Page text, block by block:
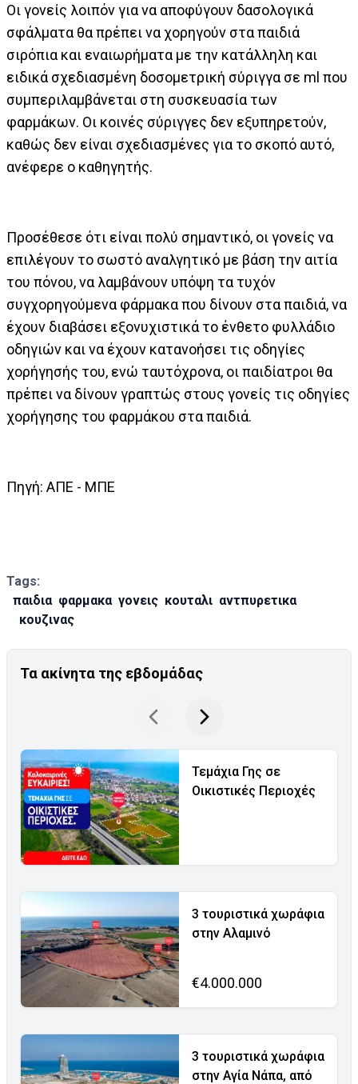
Οι γονείς λοιπόν για να αποφύγουν δασολογικά
σφάλματα θα πρέπει να χορηγούν στα παιδιά
σιρόπια και εναιωρήματα με την κατάλληλη και
ειδικά σχεδιασμένη δοσομετρική σύριγγα σε ml που
συμπεριλαμβάνεται στη συσκευασία των
φαρμάκων. Οι κοινές σύριγγες δεν εξυπηρετούν,
καθώς δεν είναι σχεδιασμένες για το σκοπό αυτό,
ανέφερε ο καθηγητής.
Προσέθεσε ότι είναι πολύ σημαντικό, οι γονείς να
επιλέγουν το σωστό αναλγητικό με βάση την αιτία
του πόνου, να λαμβάνουν υπόψη τα τυχόν
συγχορηγούμενα φάρμακα που δίνουν στα παιδιά, να
έχουν διαβάσει εξονυχιστικά το ένθετο φυλλάδιο
οδηγιών και να έχουν κατανοήσει τις οδηγίες
χορήγησής του, ενώ ταυτόχρονα, οι παιδίατροι θα
πρέπει να δίνουν γραπτώς στους γονείς τις οδηγίες
χορήγησης του φαρμάκου στα παιδιά.
Πηγή: ΑΠΕ - ΜΠΕ
Tags:
παιδια φαρμακα γονεις κουταλι αντπυρετικα
κουζινας
Τα ακίνητα της εβδομάδας
Τεμάχια Γης σε
Οικιστικές Περιοχές
3 τουριστικά χωράφια
στην Αλαμινό
€4.000.000
3 τουριστικά χωράφια
στην Αγία Νάπα, από